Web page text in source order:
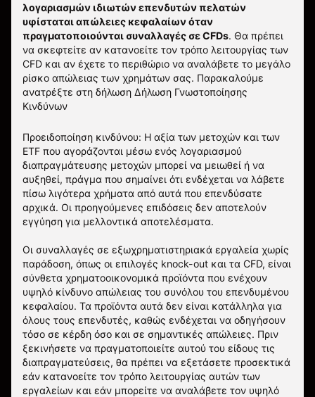
λογαριασμών ιδιωτών επενδυτών πελατών
υφίσταται απώλειες κεφαλαίων όταν
πραγματοποιούνται συναλλαγές σε CFDs. Θα πρέπει
να σκεφτείτε αν κατανοείτε τον τρόπο λειτουργίας των
CFD και αν έχετε το περιθώριο να αναλάβετε το μεγάλο
ρίσκο απώλειας των χρημάτων σας. Παρακαλούμε
ανατρέξτε στη δήλωση Δήλωση Γνωστοποίησης
Κινδύνων
Προειδοποίηση κινδύνου: Η αξία των μετοχών και των
ETF που αγοράζονται μέσω ενός λογαριασμού
διαπραγμάτευσης μετοχών μπορεί να μειωθεί ή να
αυξηθεί, πράγμα που σημαίνει ότι ενδέχεται να λάβετε
πίσω λιγότερα χρήματα από αυτά που επενδύσατε
αρχικά. Οι προηγούμενες επιδόσεις δεν αποτελούν
εγγύηση για μελλοντικά αποτελέσματα.
Οι συναλλαγές σε εξωχρηματιστηριακά εργαλεία χωρίς
παράδοση, όπως οι επιλογές knock-out και τα CFD, είναι
σύνθετα χρηματοοικονομικά προϊόντα που ενέχουν
υψηλό κίνδυνο απώλειας του συνόλου του επενδυμένου
κεφαλαίου. Τα προϊόντα αυτά δεν είναι κατάλληλα για
όλους τους επενδυτές, καθώς ενδέχεται να οδηγήσουν
τόσο σε κέρδη όσο και σε σημαντικές απώλειες. Πριν
ξεκινήσετε να πραγματοποιείτε αυτού του είδους τις
διαπραγματεύσεις, θα πρέπει να εξετάσετε προσεκτικά
εάν κατανοείτε τον τρόπο λειτουργίας αυτών των
εργαλείων και εάν μπορείτε να αναλάβετε τον υψηλό